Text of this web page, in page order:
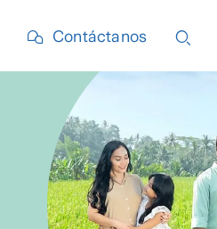
Contáctanos